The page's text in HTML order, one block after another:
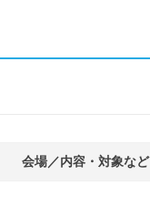
会場／内容・対象など